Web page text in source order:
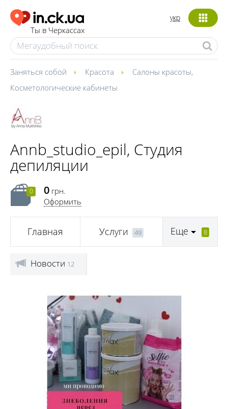
Ты в Черкассах
укр
Заняться собой Красота Салоны красоты,
Косметологические кабинеты
Annb_studio_epil, Студия
депиляции
0 0 грн.
Оформить
Главная Услуги 49 Еще 8
Новости 12